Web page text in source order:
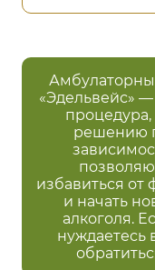
«Эдельвейс»
решению
избавиться от
и начать
алкоголя.
нуждаетесь